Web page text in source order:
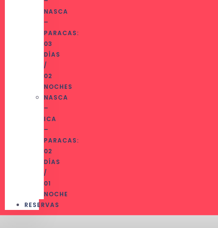
NASCA
–
PARACAS:
03
DÍAS
/
02
NOCHES
NASCA
–
ICA
–
PARACAS:
02
DÍAS
/
01
NOCHE
RESERVAS